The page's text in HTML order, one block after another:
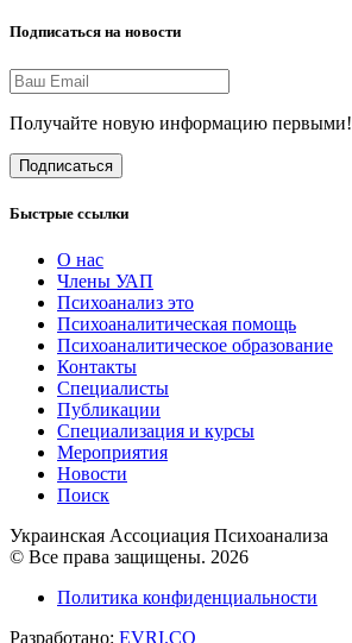
Подписаться на новости
Получайте новую информацию первыми!
Подписаться
Быстрые ссылки
О нас
Члены УАП
Психоанализ это
Психоаналитическая помощь
Психоаналитическое образование
Контакты
Специалисты
Публикации
Специализация и курсы
Мероприятия
Новости
Поиск
Украинская Ассоциация Психоанализа
© Все права защищены. 2026
Политика конфиденциальности
Разработано: EVRI.CO